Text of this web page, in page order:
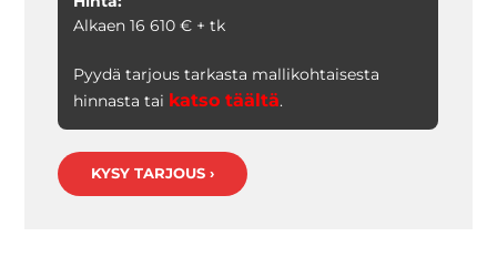
Alkaen 16 610 € + tk
Pyydä tarjous tarkasta mallikohtaisesta
hinnasta tai katso täältä.
KYSY TARJOUS ›